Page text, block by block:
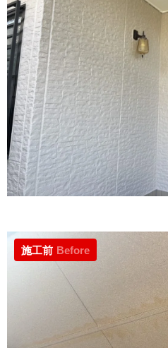
施工前 Before